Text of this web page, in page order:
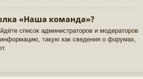
«Наша команда»?
список администраторов и модераторов
такую как сведения о форумах,